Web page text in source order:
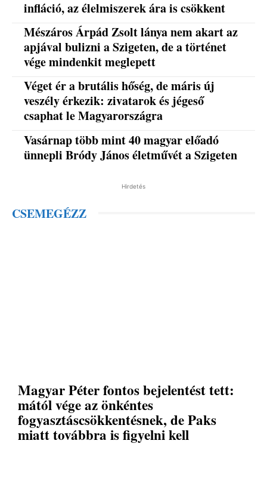
infláció, az élelmiszerek ára is csökkent
Mészáros Árpád Zsolt lánya nem akart az
apjával bulizni a Szigeten, de a történet
vége mindenkit meglepett
Véget ér a brutális hőség, de máris új
veszély érkezik: zivatarok és jégeső
csaphat le Magyarországra
Vasárnap több mint 40 magyar előadó
ünnepli Bródy János életművét a Szigeten
Hirdetés
CSEMEGÉZZ
Magyar Péter fontos bejelentést tett:
mától vége az önkéntes
fogyasztáscsökkentésnek, de Paks
miatt továbbra is figyelni kell